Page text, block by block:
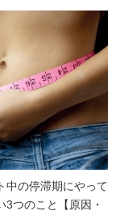
中の停滞期にやって
3つのこと【原因・